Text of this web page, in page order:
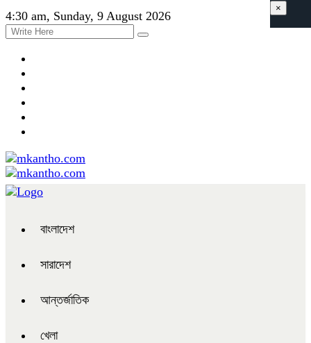
4:30 am, Sunday, 9 August 2026
বাংলাদেশ
সারাদেশ
আন্তর্জাতিক
খেলা
×